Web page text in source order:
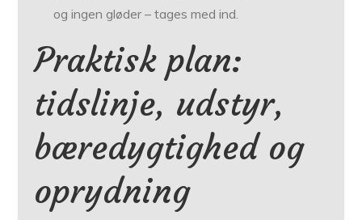
og ingen gløder – tages med ind.
Praktisk plan:
tidslinje, udstyr,
bæredygtighed og
oprydning